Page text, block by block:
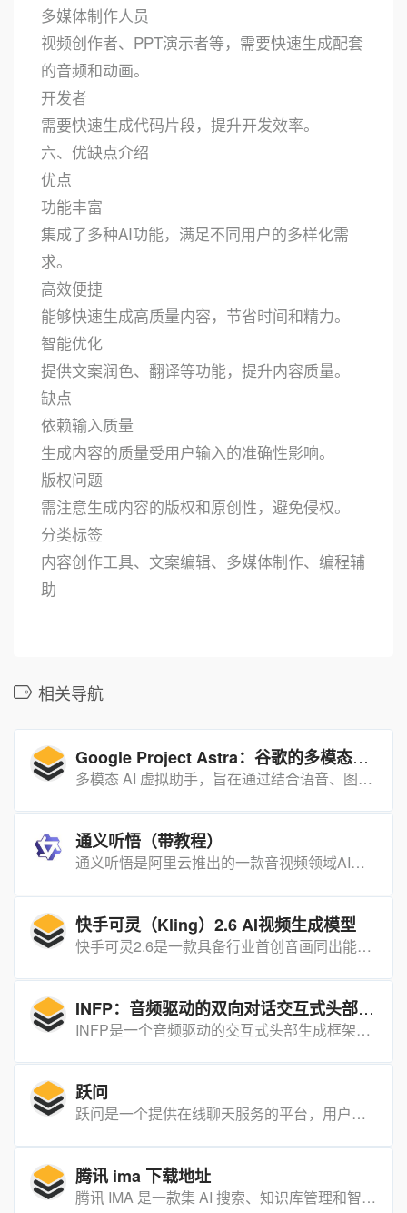
多媒体制作人员
视频创作者、PPT演示者等，需要快速生成配套
的音频和动画。
开发者
需要快速生成代码片段，提升开发效率。
六、优缺点介绍
优点
功能丰富
集成了多种AI功能，满足不同用户的多样化需
求。
高效便捷
能够快速生成高质量内容，节省时间和精力。
智能优化
提供文案润色、翻译等功能，提升内容质量。
缺点
依赖输入质量
生成内容的质量受用户输入的准确性影响。
版权问题
需注意生成内容的版权和原创性，避免侵权。
分类标签
内容创作工具、文案编辑、多媒体制作、编程辅
助
相关导航
Google Project Astra：谷歌的多模态人工智能助手
多模态 AI 虚拟助手，旨在通过结合语音、图像和文本等多种交互方式，为用户提供更自然、流畅和个性化的智能体验。
通义听悟（带教程）
通义听悟是阿里云推出的一款音视频领域AI产品，支持中英粤多语言识别、实时翻译、云盘音视频一键转、悬浮字幕、实时记录、全文概要、章节回顾、发言总结、问答回顾、关键词、待办事项等。知识类场景如职场开会、上课复习、媒体采访、分析师访谈、新媒体工作者整理视频、外语交流等特别适用。
快手可灵（Kling）2.6 AI视频生成模型
快手可灵2.6是一款具备行业首创音画同出能力的AI视频生成模型，以“听见画面，看见声音”为核心，支持文生音画、图生音画等功能，能一键生成含画面、语音、音效的完整视频，大幅降低创作门槛与成本。
INFP：音频驱动的双向对话交互式头部生成框架
INFP是一个音频驱动的交互式头部生成框架，能够在双向对话中动态合成具有逼真面部表情和节奏性头部姿态动作的代理视频。
跃问
跃问是一个提供在线聊天服务的平台，用户可以通过该平台获取信息、解答疑问或进行社交互动。
腾讯 ima 下载地址
腾讯 IMA 是一款集 AI 搜索、知识库管理和智能写作功能于一体的智能工作台，旨在通过人工智能技术提升用户在搜索、阅读和写作过程中的效率。